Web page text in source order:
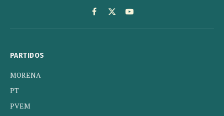
Facebook
X
(Twitter)
YouTube
PARTIDOS
MORENA
PT
PVEM